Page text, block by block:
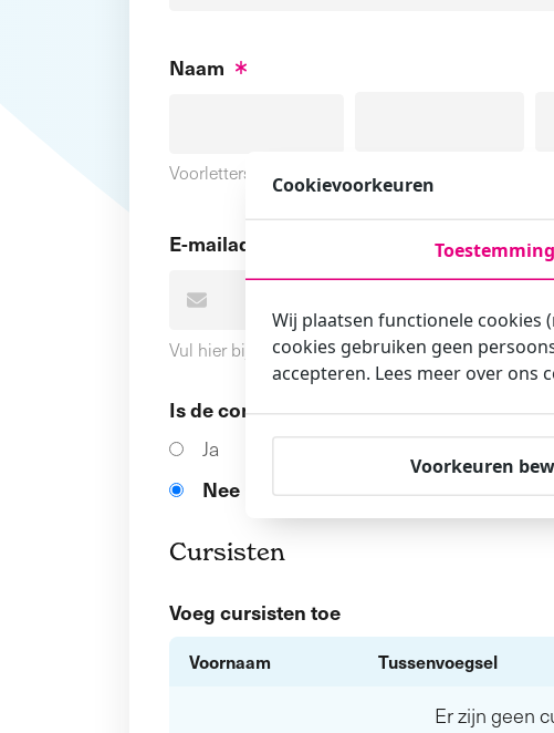
Naam
Voorletters
E-mailadres
Vul hier bij voorkeur het e-mailadres in waarmee
Is de contactpersoon ook een cursist?
Ja
Nee
Cursisten
Voeg cursisten toe
Voornaam Tussenvoegsel
Er zijn geen
Cookievoorkeuren
Toestemming
Wij plaatsen functionele cookies
cookies gebruiken geen
accepteren. Lees meer over ons
Voorkeuren